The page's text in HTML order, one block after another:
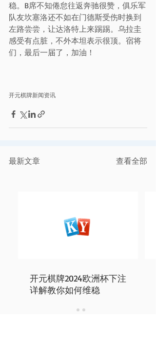
稳。B席不知倦怠往返奔驰很赞，俱乐军
队友坎塞洛还不如在门德斯受伤时换到
左路尝尝，让达洛特上来踢踢。乌拉圭
感受有点脏，不外本坦表示很顶。宿将
们，最后一届了，加油！
开元棋牌新闻资讯
最新文章 查看全部
开元棋牌2024欧洲杯下注
详解教你如何维稳